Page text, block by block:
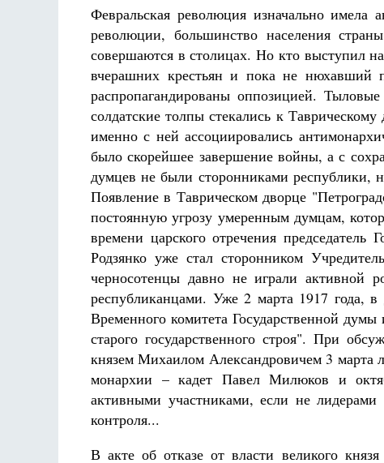
Февральская революция изначально имела
революции, большинство населения
совершаются в столицах. Но кто выступил
вчерашних крестьян и пока не нюхавший
распропагандированы оппозицией.
солдатские толпы стекались к
именно с ней ассоциировались
было скорейшее завершение войны, а с
думцев не были сторонниками республики,
Появление в Таврическом дворце
постоянную угрозу умеренным думцам,
времени царского отречения
Родзянко уже стал сторонником
черносотенцы давно не играли активной
республиканцами. Уже 2 марта 1917 года,
Временного комитета Государственной
старого государственного строя". При
князем Михаилом Александровичем 3 марта
монархии – кадет Павел Милюков и
активными участниками, если не
контроля...
В акте об отказе от власти великого